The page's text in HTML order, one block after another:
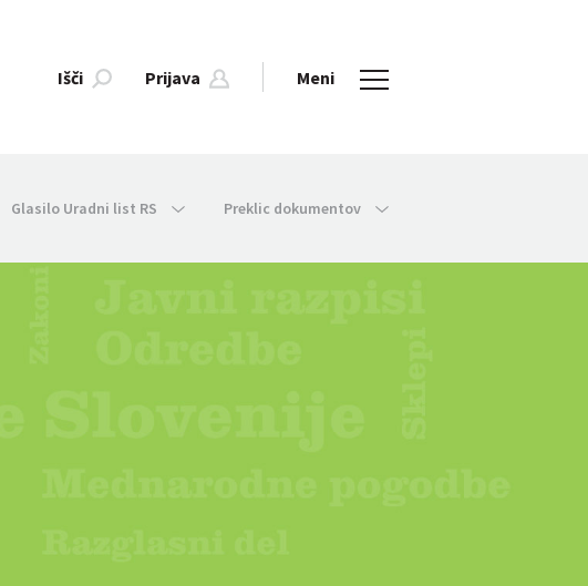
Išči Prijava Meni
Glasilo Uradni list RS Preklic dokumentov